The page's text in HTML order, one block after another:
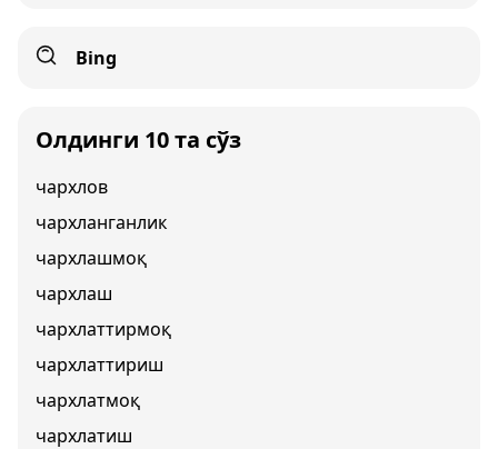
Bing
Олдинги 10 та сўз
чархлов
чархланганлик
чархлашмоқ
чархлаш
чархлаттирмоқ
чархлаттириш
чархлатмоқ
чархлатиш